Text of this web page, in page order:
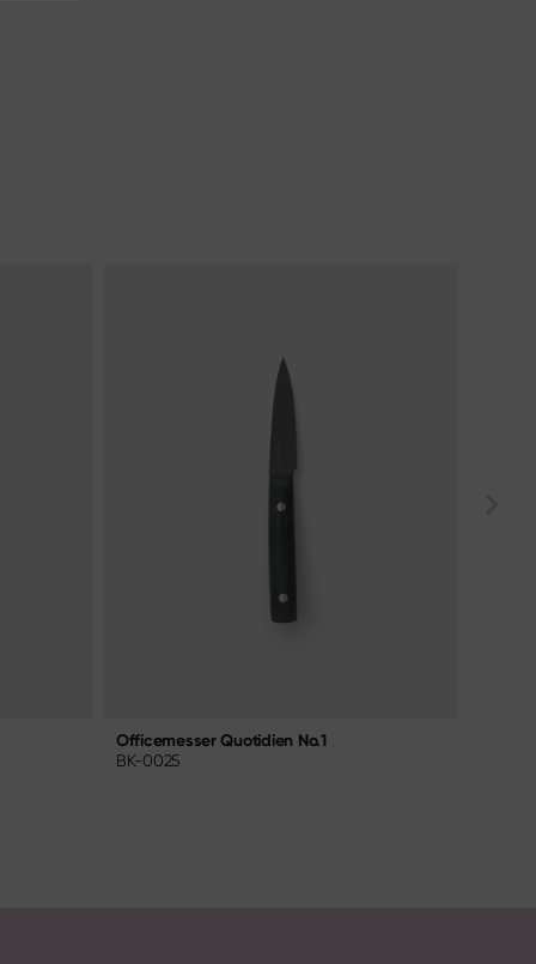
Officemesser Quotidien No.1
BK-0025